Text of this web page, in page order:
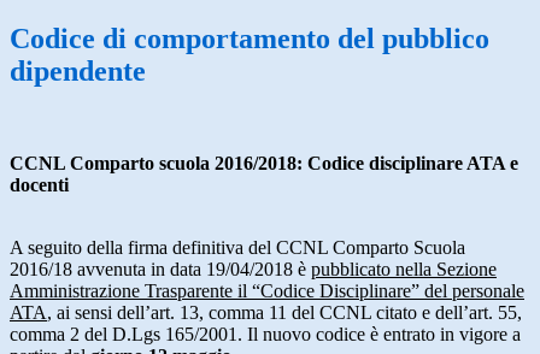
Codice di comportamento del pubblico
dipendente
CCNL Comparto scuola 2016/2018: Codice disciplinare ATA e
docenti
A seguito della firma definitiva del CCNL Comparto Scuola
2016/18 avvenuta in data 19/04/2018 è pubblicato nella Sezione
Amministrazione Trasparente il “Codice Disciplinare” del personale
ATA, ai sensi dell’art. 13, comma 11 del CCNL citato e dell’art. 55,
comma 2 del D.Lgs 165/2001. Il nuovo codice è entrato in vigore a